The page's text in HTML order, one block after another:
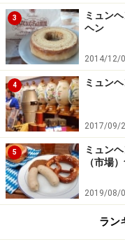
3
ミュン
ヘン
2014/12/
4 ミュン
2017/09/
5
ミュン
（市場
2019/08/
ラン